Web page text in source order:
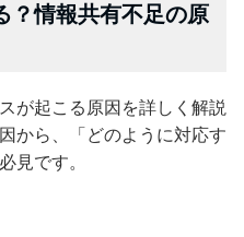
？情報共有不足の原
が起こる原因を詳しく解説
から、「どのように対応す
見です。